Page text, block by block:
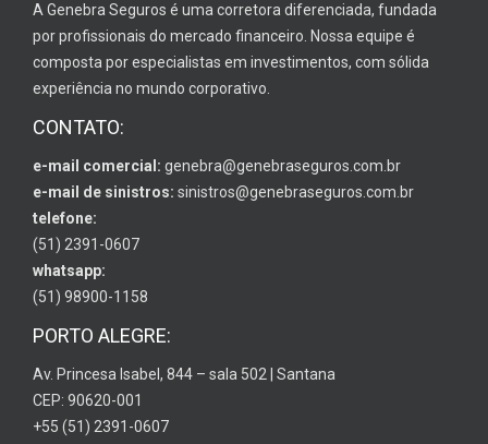
A Genebra Seguros é uma corretora diferenciada, fundada
por profissionais do mercado financeiro. Nossa equipe é
composta por especialistas em investimentos, com sólida
experiência no mundo corporativo.
CONTATO:
e-mail comercial: genebra@genebraseguros.com.br
e-mail de sinistros: sinistros@genebraseguros.com.br
telefone:
(51) 2391-0607
whatsapp:
(51) 98900-1158
PORTO ALEGRE:
Av. Princesa Isabel, 844 – sala 502 | Santana
CEP: 90620-001
+55 (51) 2391-0607